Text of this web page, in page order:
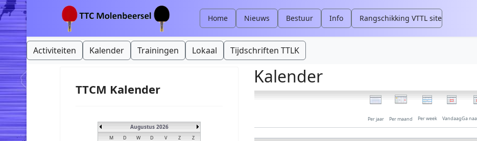
Home Nieuws Bestuur Info Rangschikking VTTL site
Activiteiten Kalender Trainingen Lokaal Tijdschriften TTLK
TTCM Kalender
Augustus 2026
M D W D V Z
Z
Kalender
Per jaar Per maand Per week VandaagGa